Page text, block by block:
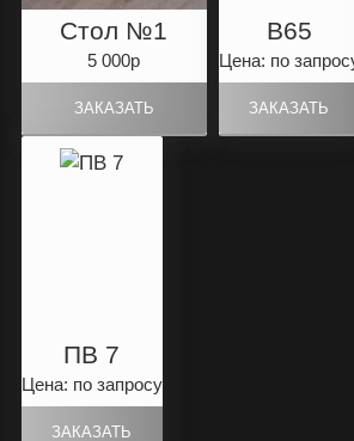
Стол №1
5 000р
B65
Цена: по
ПВ 7
Цена: по запросу